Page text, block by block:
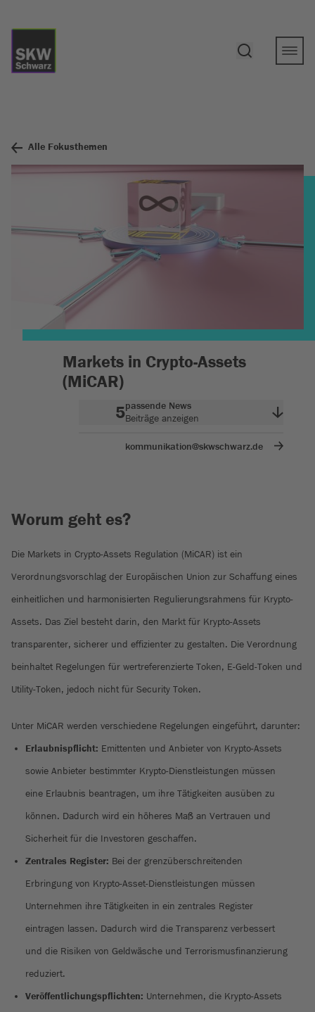
Alle Fokusthemen
Markets in Crypto-Assets
(MiCAR)
5passende News
Beiträge anzeigen
kommunikation@skwschwarz.de
Worum geht es?
Die Markets in Crypto-Assets Regulation (MiCAR) ist ein
Verordnungsvorschlag der Europäischen Union zur Schaffung eines
einheitlichen und harmonisierten Regulierungsrahmens für Krypto-
Assets. Das Ziel besteht darin, den Markt für Krypto-Assets
transparenter, sicherer und effizienter zu gestalten. Die Verordnung
beinhaltet Regelungen für wertreferenzierte Token, E-Geld-Token und
Utility-Token, jedoch nicht für Security Token.
Unter MiCAR werden verschiedene Regelungen eingeführt, darunter:
Erlaubnispflicht: Emittenten und Anbieter von Krypto-Assets
sowie Anbieter bestimmter Krypto-Dienstleistungen müssen
eine Erlaubnis beantragen, um ihre Tätigkeiten ausüben zu
können. Dadurch wird ein höheres Maß an Vertrauen und
Sicherheit für die Investoren geschaffen.
Zentrales Register: Bei der grenzüberschreitenden
Erbringung von Krypto-Asset-Dienstleistungen müssen
Unternehmen ihre Tätigkeiten in ein zentrales Register
eintragen lassen. Dadurch wird die Transparenz verbessert
und die Risiken von Geldwäsche und Terrorismusfinanzierung
reduziert.
Veröffentlichungspflichten: Unternehmen, die Krypto-Assets